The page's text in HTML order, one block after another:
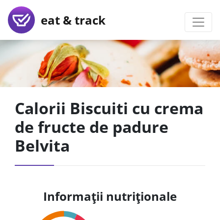
eat & track
Calorii Biscuiti cu crema
de fructe de padure
Belvita
Informații nutriționale